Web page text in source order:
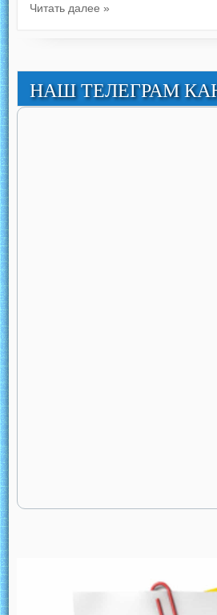
Читать далее »
НАШ ТЕЛЕГРАМ